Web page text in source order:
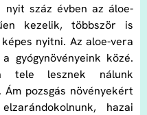
nyit száz évben az áloe-
kezelik, többször is
nyitni. Az aloe-vera
gyógynövényeink közé.
tele lesznek nálunk
pozsgás növényekért
hazai